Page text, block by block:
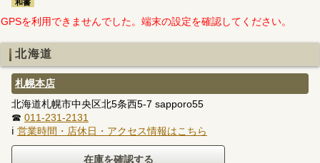
和書
GPSを利用できませんでした。端末の設定を確認してください。
北海道
札幌本店
北海道札幌市中央区北5条西5-7 sapporo55
☎ 011-231-2131
ℹ 営業時間・店休日・アクセス情報はこちら